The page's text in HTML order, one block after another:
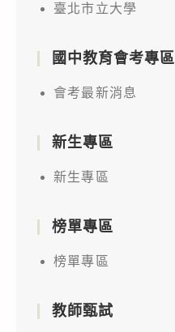
臺北市立大學
國中教育會考專區
會考最新消息
新生專區
新生專區
榜單專區
榜單專區
教師甄試